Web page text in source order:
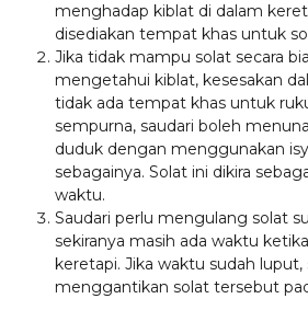
menghadap kiblat di dalam
disediakan tempat khas untuk
Jika tidak mampu solat secara
mengetahui kiblat, kesesakan
tidak ada tempat khas untuk
sempurna, saudari boleh
duduk dengan menggunakan
sebagainya. Solat ini dikira
waktu.
Saudari perlu mengulang solat
sekiranya masih ada waktu
keretapi. Jika waktu sudah luput,
menggantikan solat tersebut